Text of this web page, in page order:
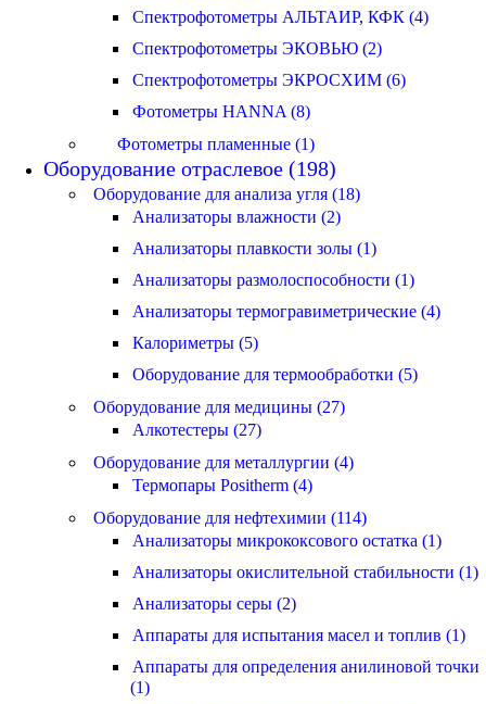
Спектрофотометры АЛЬТАИР, КФК (4)
Спектрофотометры ЭКОВЬЮ (2)
Спектрофотометры ЭКРОСХИМ (6)
Фотометры HANNA (8)
Фотометры пламенные (1)
Оборудование отраслевое (198)
Оборудование для анализа угля (18)
Анализаторы влажности (2)
Анализаторы плавкости золы (1)
Анализаторы размолоспособности (1)
Анализаторы термогравиметрические (4)
Калориметры (5)
Оборудование для термообработки (5)
Оборудование для медицины (27)
Алкотестеры (27)
Оборудование для металлургии (4)
Термопары Positherm (4)
Оборудование для нефтехимии (114)
Анализаторы микрококсового остатка (1)
Анализаторы окислительной стабильности (1)
Анализаторы серы (2)
Аппараты для испытания масел и топлив (1)
Аппараты для определения анилиновой точки
(1)